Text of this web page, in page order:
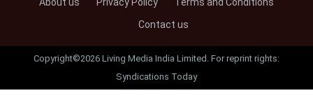
About us Privacy Policy
Terms and Conditions
Contact us
Copyright©2026 Living Media India Limited. For reprint rights:
Syndications Today